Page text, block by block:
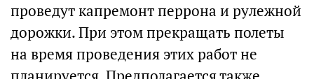
проведут капремонт перрона и рулежной
дорожки. При этом прекращать полеты
на время проведения этих работ не